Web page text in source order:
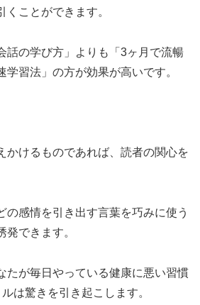
くことができます。
話の学び方」よりも「3ヶ月で流暢
学習法」の方が効果が高いです。
かけるものであれば、読者の関心を
の感情を引き出す言葉を巧みに使う
発できます。
たが毎日やっている健康に悪い習慣
は驚きを引き起こします。